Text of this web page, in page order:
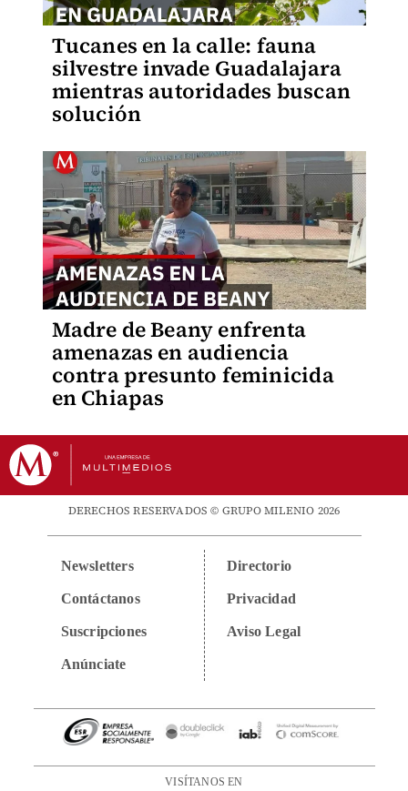
Tucanes en la calle: fauna
silvestre invade Guadalajara
mientras autoridades buscan
solución
Madre de Beany enfrenta
amenazas en audiencia
contra presunto feminicida
en Chiapas
DERECHOS RESERVADOS © GRUPO MILENIO 2026
Newsletters
Contáctanos
Suscripciones
Anúnciate
Directorio
Privacidad
Aviso Legal
VISÍTANOS EN